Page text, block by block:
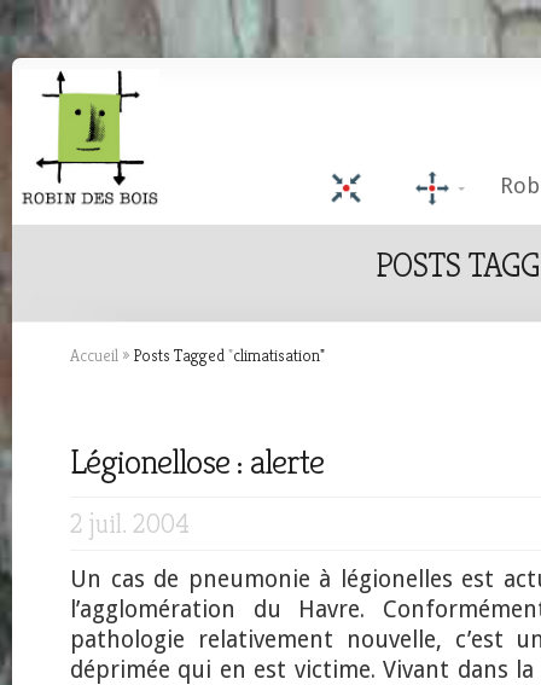
POSTS
Accueil » Posts Tagged"climatisation"
Légionellose : alerte
2 juil. 2004
Un cas de pneumonie à légionelles est
l’agglomération du Havre.
pathologie relativement nouvelle, c’est
déprimée qui en est victime. Vivant dans